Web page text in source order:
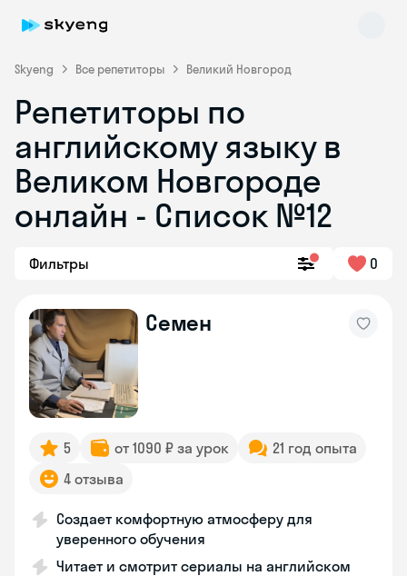
Skyeng Все репетиторы Великий Новгород
Репетиторы по
английскому языку в
Великом Новгороде
онлайн - Список №12
Фильтры 0
Семен
5 от 1090 ₽ за урок
21 год опыта
4 отзыва
Создает комфортную атмосферу для
уверенного обучения
Читает и смотрит сериалы на английском